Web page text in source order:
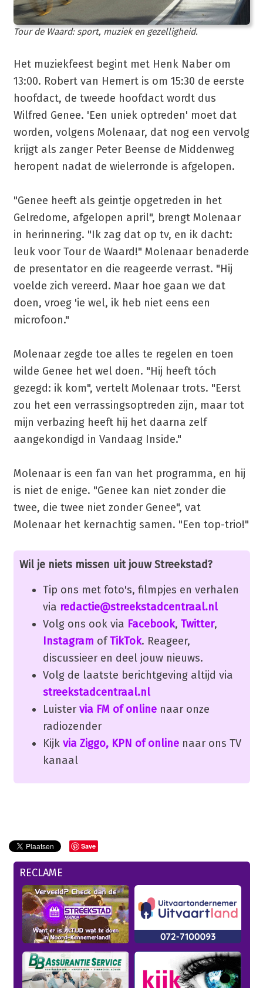
Tour de Waard: sport, muziek en gezelligheid.
Het muziekfeest begint met Henk Naber om
13:00. Robert van Hemert is om 15:30 de eerste
hoofdact, de tweede hoofdact wordt dus
Wilfred Genee. 'Een uniek optreden' moet dat
worden, volgens Molenaar, dat nog een vervolg
krijgt als zanger Peter Beense de Middenweg
heropent nadat de wielerronde is afgelopen.
"Genee heeft als geintje opgetreden in het
Gelredome, afgelopen april", brengt Molenaar
in herinnering. "Ik zag dat op tv, en ik dacht:
leuk voor Tour de Waard!" Molenaar benaderde
de presentator en die reageerde verrast. "Hij
voelde zich vereerd. Maar hoe gaan we dat
doen, vroeg 'ie wel, ik heb niet eens een
microfoon."
Molenaar zegde toe alles te regelen en toen
wilde Genee het wel doen. "Hij heeft tóch
gezegd: ik kom", vertelt Molenaar trots. "Eerst
zou het een verrassingsoptreden zijn, maar tot
mijn verbazing heeft hij het daarna zelf
aangekondigd in Vandaag Inside."
Molenaar is een fan van het programma, en hij
is niet de enige. "Genee kan niet zonder die
twee, die twee niet zonder Genee", vat
Molenaar het kernachtig samen. "Een top-trio!"
Wil je niets missen uit jouw Streekstad?
Tip ons met foto's, filmpjes en verhalen
via redactie@streekstadcentraal.nl
Volg ons ook via Facebook, Twitter,
Instagram ofTikTok. Reageer,
discussieer en deel jouw nieuws.
Volg de laatste berichtgeving altijd via
streekstadcentraal.nl
Luister via FM of onlinenaar onze
radiozender
Kijk via Ziggo, KPN of onlinenaar ons TV
kanaal
Save
RECLAME